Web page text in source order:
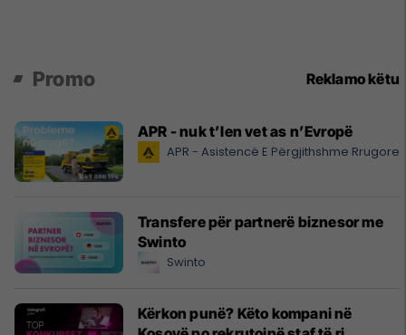
Promo Reklamo këtu
APR - nuk t’len vet as n’Evropë
APR - Asistencë E Përgjithshme Rrugore
Transfere për partnerë biznesor me
Swinto
Swinto
Kërkon punë? Këto kompani në